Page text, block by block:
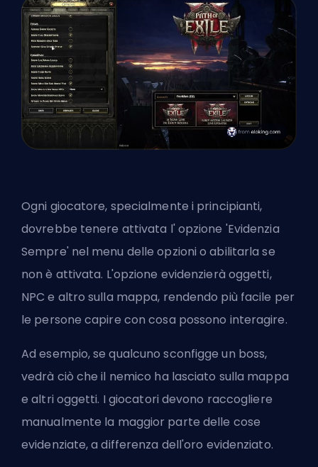
Ogni giocatore, specialmente i principianti,
dovrebbe tenere attivata l' opzione 'Evidenzia
Sempre' nel menu delle opzioni o abilitarla se
non è attivata. L'opzione evidenzierà oggetti,
NPC e altro sulla mappa, rendendo più facile per
le persone capire con cosa possono interagire.
Ad esempio, se qualcuno sconfigge un boss,
vedrà ciò che il nemico ha lasciato sulla mappa
e altri oggetti. I giocatori devono raccogliere
manualmente la maggior parte delle cose
evidenziate, a differenza dell'oro evidenziato.